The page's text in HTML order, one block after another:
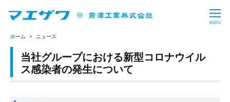
CLOSE
MENU
当社グループにおける新型コロナウイル
ス感染者の発生について
バルブ・制水扉
企業情報
ニュース